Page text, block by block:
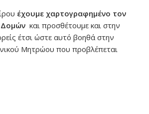
έχουμε χαρτογραφημένο τον
Δομών και προσθέτουμε και στην
έτσι ώστε αυτό βοηθά στην
Μητρώου που προβλέπεται